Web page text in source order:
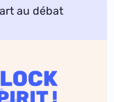
au débat